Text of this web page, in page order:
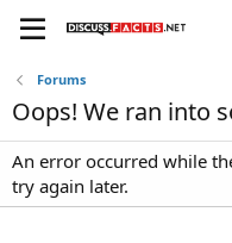
Forums
Oops! We ran into
An error occurred while
try again later.